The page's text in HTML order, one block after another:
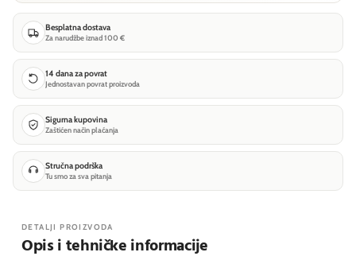
Besplatna dostava
Za narudžbe iznad 100 €
14 dana za povrat
Jednostavan povrat proizvoda
Sigurna kupovina
Zaštićen način plaćanja
Stručna podrška
Tu smo za sva pitanja
DETALJI PROIZVODA
Opis i tehničke informacije